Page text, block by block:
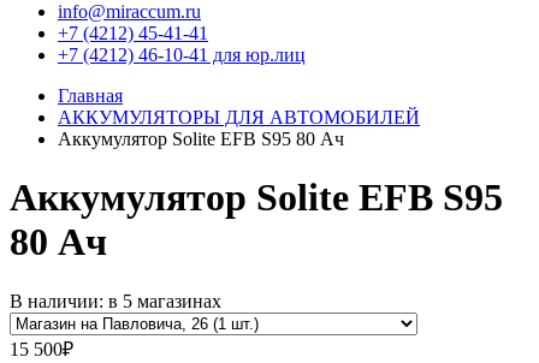
info@miraccum.ru
+7 (4212) 45-41-41
+7 (4212) 46-10-41 для юр.лиц
Главная
АККУМУЛЯТОРЫ ДЛЯ АВТОМОБИЛЕЙ
Аккумулятор Solite EFB S95 80 Ач
Аккумулятор Solite EFB S95
80 Ач
В наличии: в 5 магазинах
15 500₽